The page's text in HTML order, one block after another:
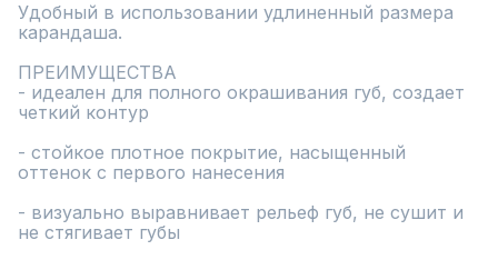
Удобный в использовании удлиненный размера
карандаша.
ПРЕИМУЩЕСТВА
- идеален для полного окрашивания губ, создает
четкий контур
- стойкое плотное покрытие, насыщенный
оттенок с первого нанесения
- визуально выравнивает рельеф губ, не сушит и
не стягивает губы